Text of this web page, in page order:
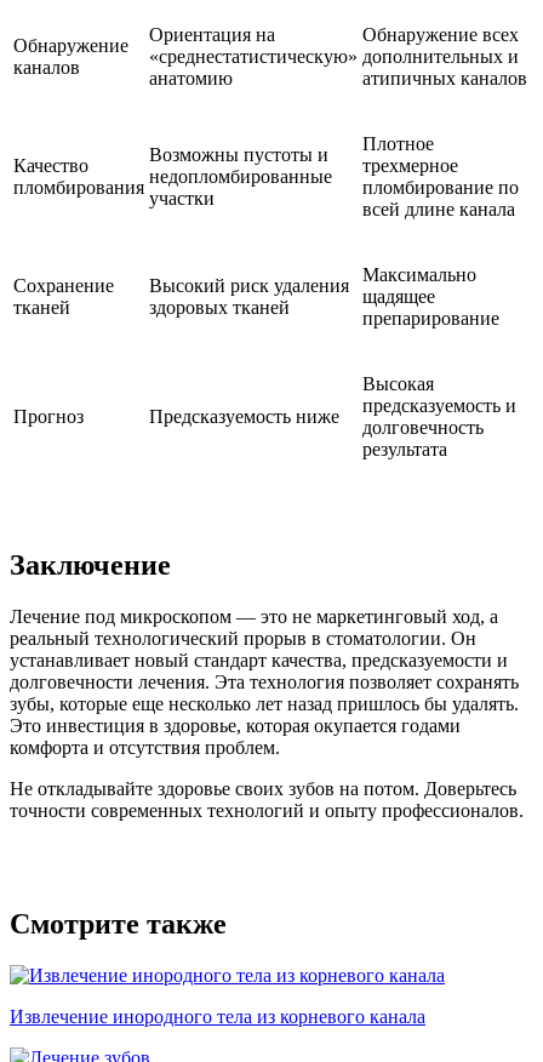
Обнаружение
каналов
Ориентация на
«среднестатистическую»
анатомию
Обнаружение всех
дополнительных и
атипичных каналов
Качество
пломбирования
Возможны пустоты и
недопломбированные
участки
Плотное
трехмерное
пломбирование по
всей длине канала
Сохранение
тканей
Высокий риск удаления
здоровых тканей
Максимально
щадящее
препарирование
Прогноз Предсказуемость ниже
Высокая
предсказуемость и
долговечность
результата
Заключение
Лечение под микроскопом — это не маркетинговый ход, а
реальный технологический прорыв в стоматологии. Он
устанавливает новый стандарт качества, предсказуемости и
долговечности лечения. Эта технология позволяет сохранять
зубы, которые еще несколько лет назад пришлось бы удалять.
Это инвестиция в здоровье, которая окупается годами
комфорта и отсутствия проблем.
Не откладывайте здоровье своих зубов на потом. Доверьтесь
точности современных технологий и опыту профессионалов.
Смотрите также
Извлечение инородного тела из корневого канала